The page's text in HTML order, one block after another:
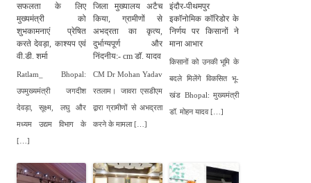
सफलता के लिए
मुख्‍यमंत्री को
शुभकामनाएं प्रेषित
करते देवड़ा, काश्‍यप एवं
वी.डी. शर्मा
Ratlam_ Bhopal:
उपमुख्‍यमंत्री जगदीश
देवड़ा, सूक्ष्‍म, लघु और
मध्‍यम उद्यम विभाग के
[…]
जिला मुख्यालय अटैच
किया, ग्रामीणों से
अभद्रता का कृत्य,
दुर्भाग्यपूर्ण और
निंदनीय:- cm डॉ. यादव
CM Dr Mohan Yadav
रतलाम। जावरा एसडीएम
द्वारा ग्रामीणों से अभद्रता
करने के मामला […]
इंदौर-पीथमपुर
इकॉनोमिक कॉरिडोर के
निर्णय पर किसानों ने
माना आभार
किसानों को उनकी भूमि के
बदले मिलेंगे विकसित भू-
खंड Bhopal: मुख्यमंत्री
डॉ. मोहन यादव […]